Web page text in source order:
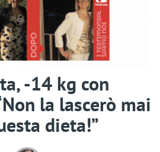
-14 kg con
la lascerò mai
dieta!”